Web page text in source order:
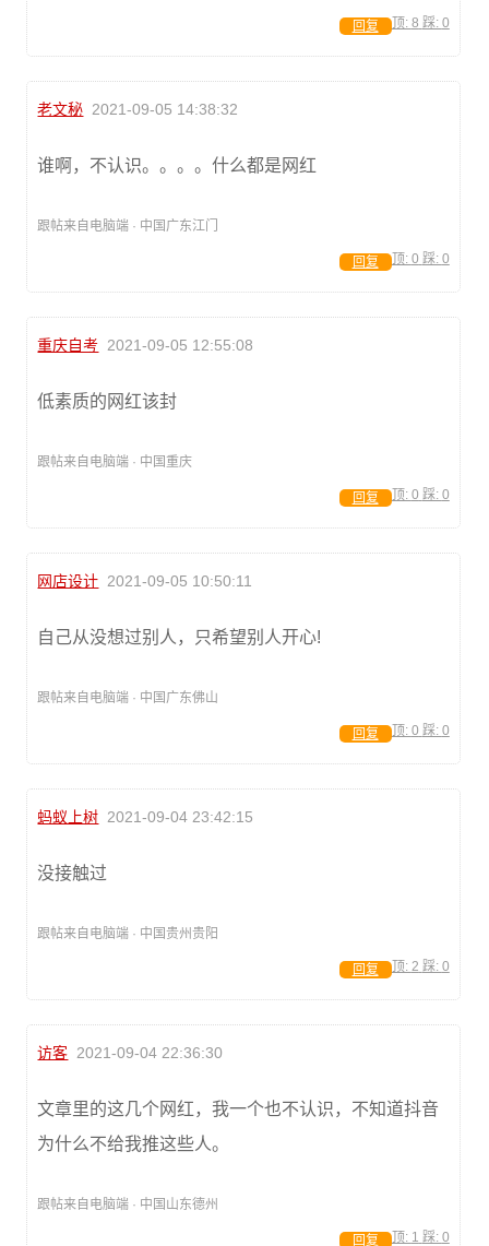
顶: 8 踩: 0
回复
老文秘 2021-09-05 14:38:32
谁啊，不认识。。。。什么都是网红
跟帖来自电脑端 · 中国广东江门
顶: 0 踩: 0
回复
重庆自考 2021-09-05 12:55:08
低素质的网红该封
跟帖来自电脑端 · 中国重庆
顶: 0 踩: 0
回复
网店设计 2021-09-05 10:50:11
自己从没想过别人，只希望别人开心!
跟帖来自电脑端 · 中国广东佛山
顶: 0 踩: 0
回复
蚂蚁上树 2021-09-04 23:42:15
没接触过
跟帖来自电脑端 · 中国贵州贵阳
顶: 2 踩: 0
回复
访客 2021-09-04 22:36:30
文章里的这几个网红，我一个也不认识，不知道抖音
为什么不给我推这些人。
跟帖来自电脑端 · 中国山东德州
顶: 1 踩: 0
回复